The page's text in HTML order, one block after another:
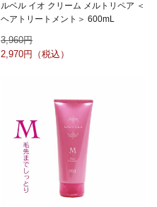
ルベル イオ クリーム メルトリペア ＜
ヘアトリートメント＞ 600mL
3,960
2,970